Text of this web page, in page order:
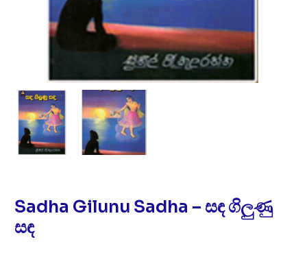
Sadha Gilunu Sadha – සඳ ගිලුණු
සඳ